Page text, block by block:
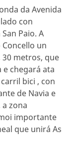
da Avenida
con
Paio. A
un
30 metros, que
e chegará ata
bici , con
de Navia e
zona
importante
que unirá As